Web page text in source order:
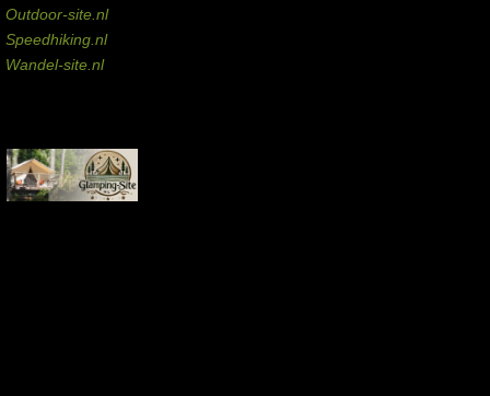
Outdoor-site.nl
Speedhiking.nl
Wandel-site.nl